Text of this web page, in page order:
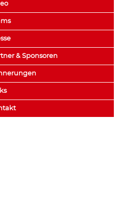
& Sponsoren